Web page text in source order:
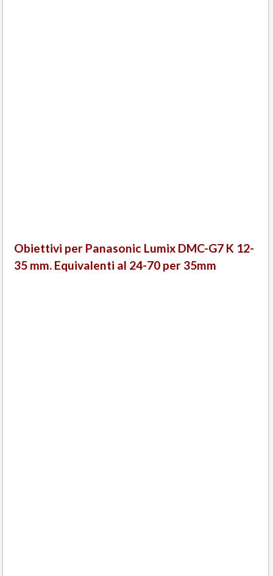
Obiettivi per Panasonic Lumix DMC-G7 K 12-
35 mm. Equivalenti al 24-70 per 35mm